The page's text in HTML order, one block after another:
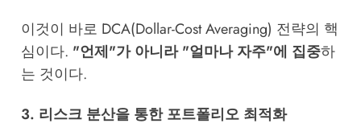
이것이 바로 DCA(Dollar-Cost Averaging) 전략의 핵
심이다. "언제"가 아니라 "얼마나 자주"에 집중하
는 것이다.
3. 리스크 분산을 통한 포트폴리오 최적화